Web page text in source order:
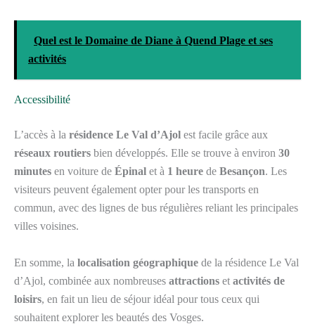
Quel est le Domaine de Diane à Quend Plage et ses
activités
Accessibilité
L’accès à la résidence Le Val d’Ajol est facile grâce aux
réseaux routiers bien développés. Elle se trouve à environ 30
minutes en voiture de Épinal et à 1 heure de Besançon. Les
visiteurs peuvent également opter pour les transports en
commun, avec des lignes de bus régulières reliant les principales
villes voisines.
En somme, la localisation géographique de la résidence Le Val
d’Ajol, combinée aux nombreuses attractions et activités de
loisirs, en fait un lieu de séjour idéal pour tous ceux qui
souhaitent explorer les beautés des Vosges.